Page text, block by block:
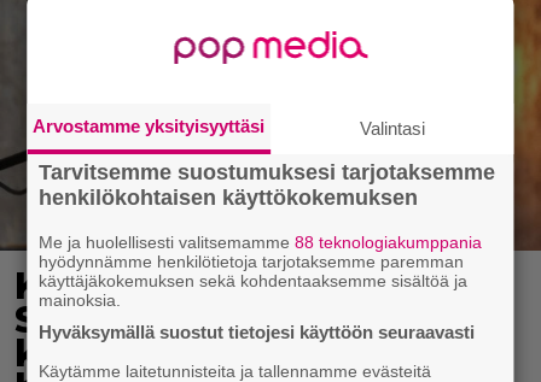
Karita Tykän ja Sami
Saikkosen rakkaus
kukoistaa – vähäpukeista
Arvostamme yksityisyyttäsi Valintasi
Tarvitsemme suostumuksesi tarjotaksemme
henkilökohtaisen käyttökokemuksen
Me ja huolellisesti valitsemamme88 teknologiakumppania
hyödynnämme henkilötietoja tarjotaksemme paremman
käyttäjäkokemuksen sekä kohdentaaksemme sisältöä ja
mainoksia.
Hyväksymällä suostut tietojesi käyttöön seuraavasti
Käytämme laitetunnisteita ja tallennamme evästeitä